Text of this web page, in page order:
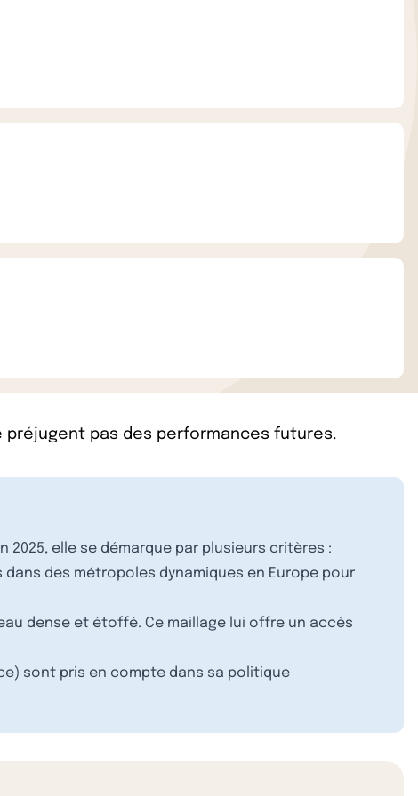
pas des performances futures.
2025, elle se démarque par plusieurs critères :
dans des métropoles dynamiques en Europe pour
dense et étoffé. Ce maillage lui offre un accès
sont pris en compte dans sa politique